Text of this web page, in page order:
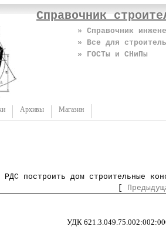
Справочник
» Справочник
» Все для
» ГОСТы и СНиПы
Архивы Магазин
построить дом строительные
УДК